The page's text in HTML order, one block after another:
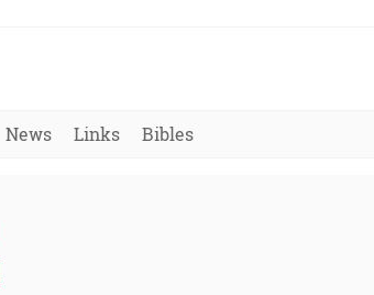
News Links Bibles